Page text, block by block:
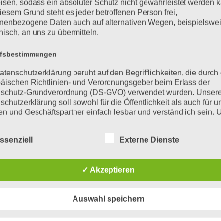
dieser nicht-malignen
Labordiagnostik aus dem
gutartiger
Ursache.
Therapiemethoden
konventionellen
& Therapien
grundsätzlich ein maligner
bilden sich aus
Niere und
Haut oder dem
(z.B. Muskel,
erfordert in der Regel
aus einer Biopsie oder
Durch verschiedene
Supportive Maßnahmen,
Besondere Bedeutung
Erbrechen,
sodass ein absoluter Schutz nicht gewährleistet werden
Grund steht es jeder betroffenen Person frei,
Daten auch auf alternativen Wegen,
an uns zu übermitteln.
beruht auf den Begrifflichkeiten, die durch
Richtlinien- und Verordnungsgeber beim Erlass der
Grundverordnung (DS-GVO) verwendet wurden.
soll sowohl für die Öffentlichkeit als auch für
und Geschäftspartner einfach lesbar und verständlich sein.
Begriffe:
Daten
Daten sind alle Informationen, die sich auf eine
Externe Dienste
✓ Akzeptieren
Auswahl speichern